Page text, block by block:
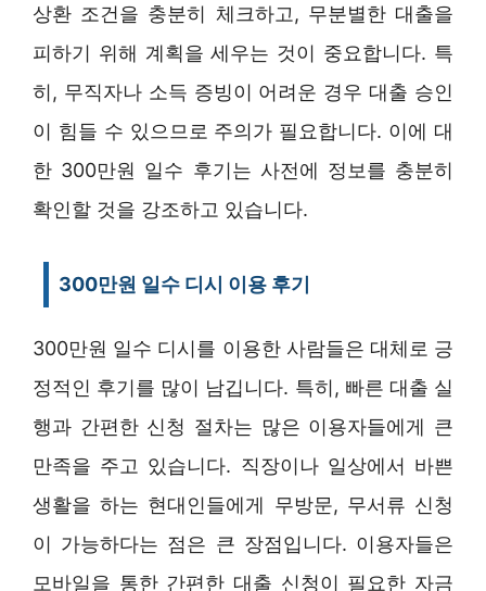
상환 조건을 충분히 체크하고, 무분별한 대출을
피하기 위해 계획을 세우는 것이 중요합니다. 특
히, 무직자나 소득 증빙이 어려운 경우 대출 승인
이 힘들 수 있으므로 주의가 필요합니다. 이에 대
한 300만원 일수 후기는 사전에 정보를 충분히
확인할 것을 강조하고 있습니다.
300만원 일수 디시 이용 후기
300만원 일수 디시를 이용한 사람들은 대체로 긍
정적인 후기를 많이 남깁니다. 특히, 빠른 대출 실
행과 간편한 신청 절차는 많은 이용자들에게 큰
만족을 주고 있습니다. 직장이나 일상에서 바쁜
생활을 하는 현대인들에게 무방문, 무서류 신청
이 가능하다는 점은 큰 장점입니다. 이용자들은
모바일을 통한 간편한 대출 신청이 필요한 자금